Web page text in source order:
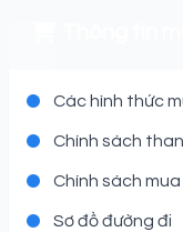
Các hình thức
Chính sách
Chính sách
Sơ đồ đường đi